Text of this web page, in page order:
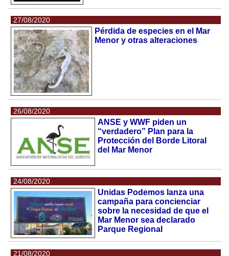
27/08/2020
Pérdida de especies en el Mar
Menor y otras alteraciones
26/08/2020
ANSE y WWF piden un
“verdadero” Plan para la
Protección del Borde Litoral
del Mar Menor
24/08/2020
Unidas Podemos lanza una
campaña para concienciar
sobre la necesidad de que el
Mar Menor sea declarado
Parque Regional
21/08/2020